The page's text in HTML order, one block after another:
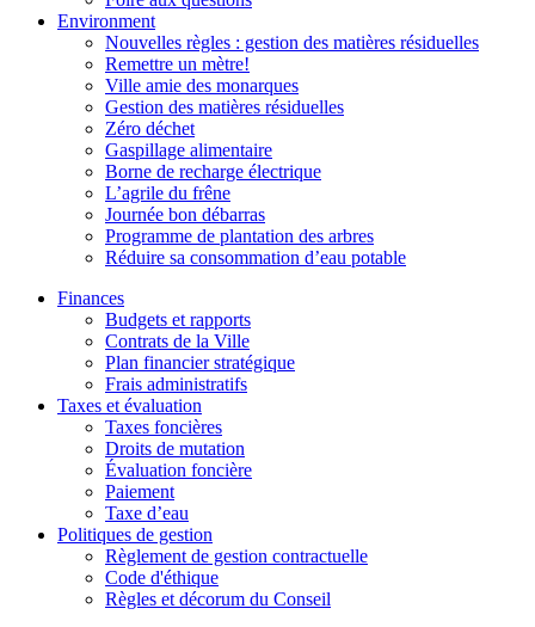
Environment
Nouvelles règles : gestion des matières résiduelles
Remettre un mètre!
Ville amie des monarques
Gestion des matières résiduelles
Zéro déchet
Gaspillage alimentaire
Borne de recharge électrique
L’agrile du frêne
Journée bon débarras
Programme de plantation des arbres
Réduire sa consommation d’eau potable
Finances
Budgets et rapports
Contrats de la Ville
Plan financier stratégique
Frais administratifs
Taxes et évaluation
Taxes foncières
Droits de mutation
Évaluation foncière
Paiement
Taxe d’eau
Politiques de gestion
Règlement de gestion contractuelle
Code d'éthique
Règles et décorum du Conseil